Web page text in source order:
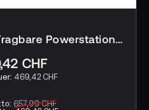
Diese
leise und wird Sie
EcoFlow DELTA 2 Tragbare Powerstation - 0% MwSt. (gem. § 12 Abs. 3 UStG)*
CHF
469,42 CHF
657,99 CHF